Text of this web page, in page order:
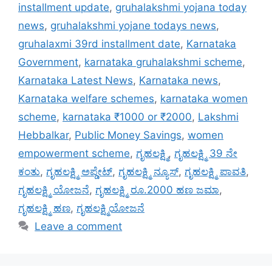
installment update, gruhalakshmi yojana today
news, gruhalakshmi yojane todays news,
gruhalaxmi 39rd installment date, Karnataka
Government, karnataka gruhalakshmi scheme,
Karnataka Latest News, Karnataka news,
Karnataka welfare schemes, karnataka women
scheme, karnataka ₹1000 or ₹2000, Lakshmi
Hebbalkar, Public Money Savings, women
empowerment scheme, ಗೃಹಲಕ್ಷ್ಮಿ , ಗೃಹಲಕ್ಷ್ಮಿ 39 ನೇ
ಕಂತು, ಗೃಹಲಕ್ಷ್ಮಿ ಅಪ್ಡೇಟ್, ಗೃಹಲಕ್ಷ್ಮಿ ನ್ಯೂಸ್, ಗೃಹಲಕ್ಷ್ಮಿ ಪಾವತಿ,
ಗೃಹಲಕ್ಷ್ಮಿ ಯೋಜನೆ, ಗೃಹಲಕ್ಷ್ಮಿ ರೂ.2000 ಹಣ ಜಮಾ,
ಗೃಹಲಕ್ಷ್ಮಿ ಹಣ, ಗೃಹಲಕ್ಷ್ಮಿಯೋಜನೆ
Leave a comment